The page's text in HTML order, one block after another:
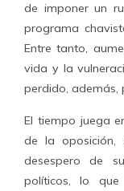
de imponer un
programa
Entre tanto,
vida y la
perdido, además,
El tiempo juega
de la oposición,
desespero de
políticos, lo